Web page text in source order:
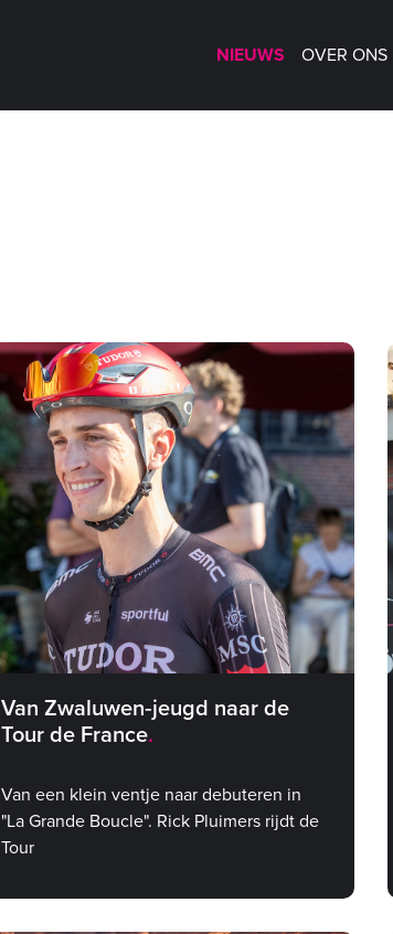
NIEUWS OVER ONS
Van Zwaluwen‑jeugd naar de
Tour de France
Van een klein ventje naar debuteren in
"La Grande Boucle". Rick Pluimers rijdt de
Tour